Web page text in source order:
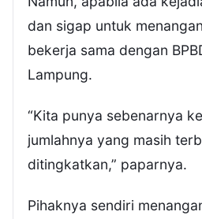
dan sigap untuk
bekerja sama dengan
Lampung.
“Kita punya sebenarnya
jumlahnya yang masih
ditingkatkan,” paparnya.
Pihaknya sendiri